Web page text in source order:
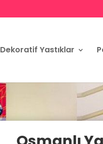
Dekoratif Yastıklar